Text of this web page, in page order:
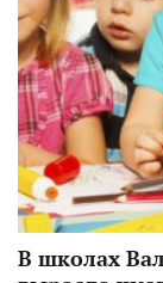
В школах